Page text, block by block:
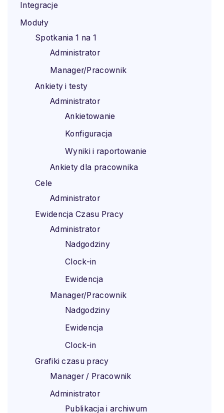
Integracje
Moduły
Spotkania 1 na 1
Administrator
Manager/Pracownik
Ankiety i testy
Administrator
Ankietowanie
Konfiguracja
Wyniki i raportowanie
Ankiety dla pracownika
Cele
Administrator
Ewidencja Czasu Pracy
Administrator
Nadgodziny
Clock-in
Ewidencja
Manager/Pracownik
Nadgodziny
Ewidencja
Clock-in
Grafiki czasu pracy
Manager / Pracownik
Administrator
Publikacja i archiwum